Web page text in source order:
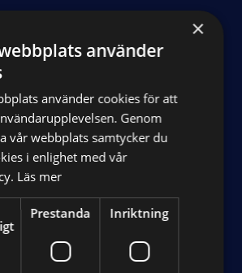
×
använder
använder cookies för att
Genom
vår webbplats samtycker du
i enlighet med vår
Läs mer
Prestanda Inriktning